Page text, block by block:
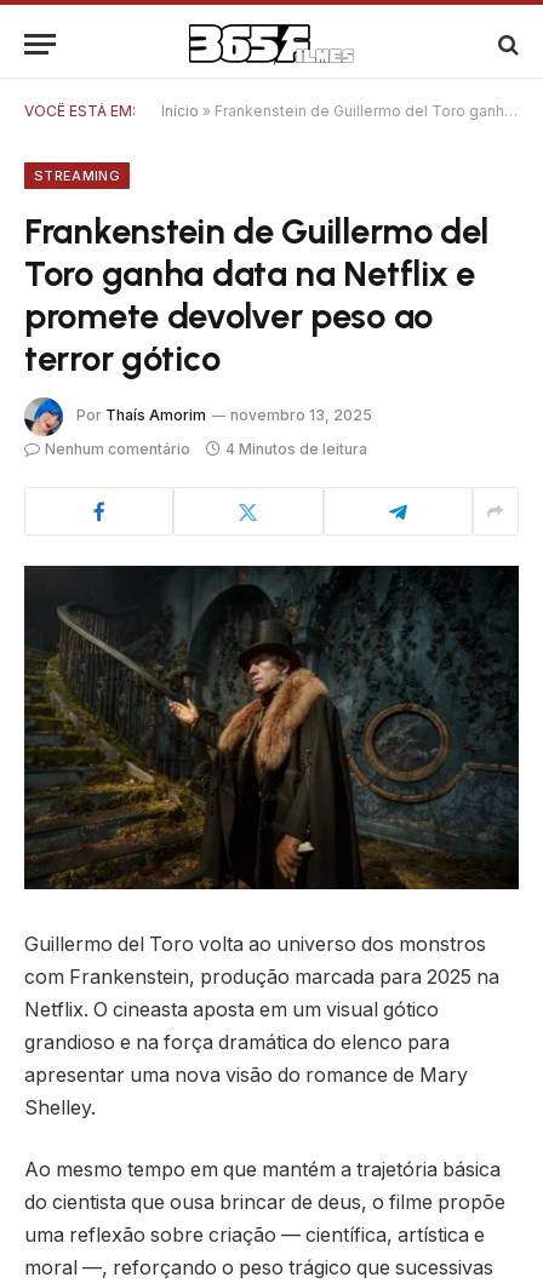
VOCÊ ESTÁ EM: Início » Frankenstein de Guillermo del Toro ganha data na Netflix e promete devolver peso ao terror gótico
STREAMING
Frankenstein de Guillermo del
Toro ganha data na Netflix e
promete devolver peso ao
terror gótico
Por Thaís Amorim
novembro 13, 2025
Nenhum comentário
4 Minutos de leitura
Guillermo del Toro volta ao universo dos monstros
com Frankenstein, produção marcada para 2025 na
Netflix. O cineasta aposta em um visual gótico
grandioso e na força dramática do elenco para
apresentar uma nova visão do romance de Mary
Shelley.
Ao mesmo tempo em que mantém a trajetória básica
do cientista que ousa brincar de deus, o filme propõe
uma reflexão sobre criação — científica, artística e
moral —, reforçando o peso trágico que sucessivas